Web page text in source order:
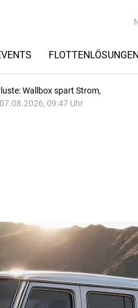
FLOTTENLÖSUNGEN
Wallbox spart Strom,
07.08.2026, 09:47 Uhr